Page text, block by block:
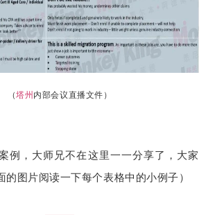
（塔州 内部会议直播文件）
例，大师兄不在这里一一分享了，大家
的图片阅读一下每个表格中的小例子）